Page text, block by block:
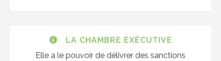
LA CHAMBRE EXÉCUTIVE
Elle a le pouvoir de délivrer des sanctions